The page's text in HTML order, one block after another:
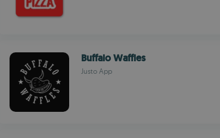
Buffalo Waffles
Justo App